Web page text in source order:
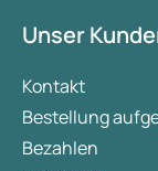
Unser
Kontakt
Bestellung
Bezahlen